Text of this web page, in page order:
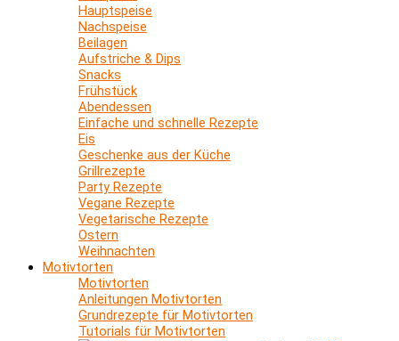
Hauptspeise
Nachspeise
Beilagen
Aufstriche & Dips
Snacks
Frühstück
Abendessen
Einfache und schnelle Rezepte
Eis
Geschenke aus der Küche
Grillrezepte
Party Rezepte
Vegane Rezepte
Vegetarische Rezepte
Ostern
Weihnachten
Motivtorten
Motivtorten
Anleitungen Motivtorten
Grundrezepte für Motivtorten
Tutorials für Motivtorten